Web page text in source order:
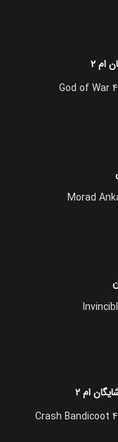
God of War
Morad
Crash Bandicoot